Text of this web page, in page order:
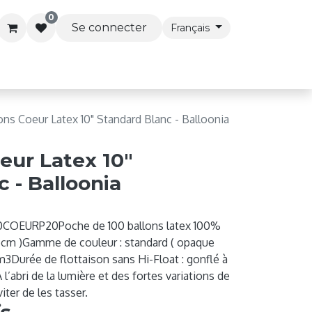
0
Se connecter Français
Coeur Latex 10" Standard Blanc - Balloonia
Latex 10"
- Balloonia
de 100 ballons latex 100%
)Gamme de couleur : standard ( opaque
de flottaison sans Hi-Float : gonflé à
l’abri de la lumière et des fortes variations de
de les tasser.